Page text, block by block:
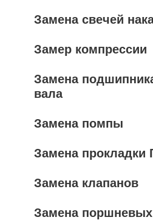
Замена свечей
Замер компрессии
Замена
вала
Замена помпы
Замена прокладки
Замена клапанов
Замена